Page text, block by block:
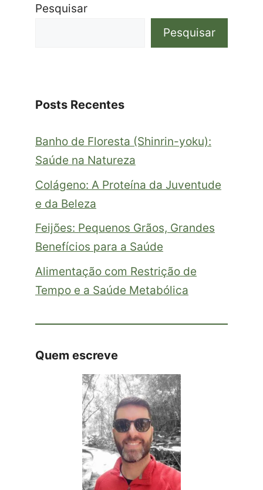
Pesquisar
Pesquisar
Posts Recentes
Banho de Floresta (Shinrin-yoku):
Saúde na Natureza
Colágeno: A Proteína da Juventude
e da Beleza
Feijões: Pequenos Grãos, Grandes
Benefícios para a Saúde
Alimentação com Restrição de
Tempo e a Saúde Metabólica
Quem escreve